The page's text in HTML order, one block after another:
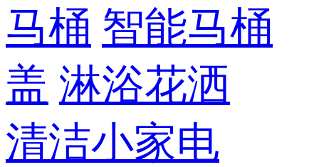
马桶 智能马桶
盖 淋浴花洒
清洁小家电